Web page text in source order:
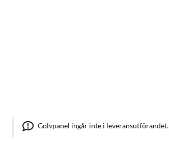
Golvpanel ingår inte i leveransutförandet.